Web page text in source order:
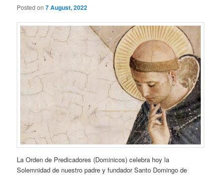
Posted on7 August, 2022
La Orden de Predicadores (Dominicos) celebra hoy la
Solemnidad de nuestro padre y fundador Santo Domingo de